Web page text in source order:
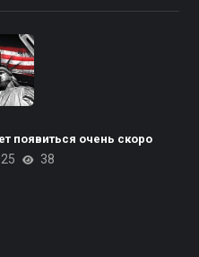
появиться очень скоро
38